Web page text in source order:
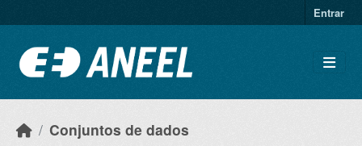
Entrar
Conjuntos de dados